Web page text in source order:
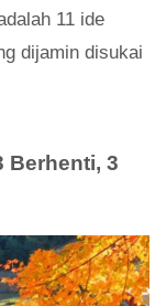
11 ide
dijamin disukai
Berhenti, 3